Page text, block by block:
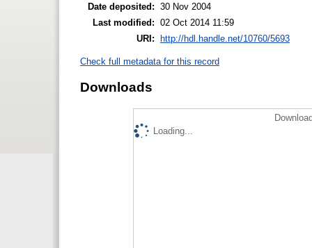
Date deposited: 30 Nov 2004
Last modified: 02 Oct 2014 11:59
URI:
http://hdl.handle.net/10760/5693
Check full metadata for this record
Downloads
Loading...